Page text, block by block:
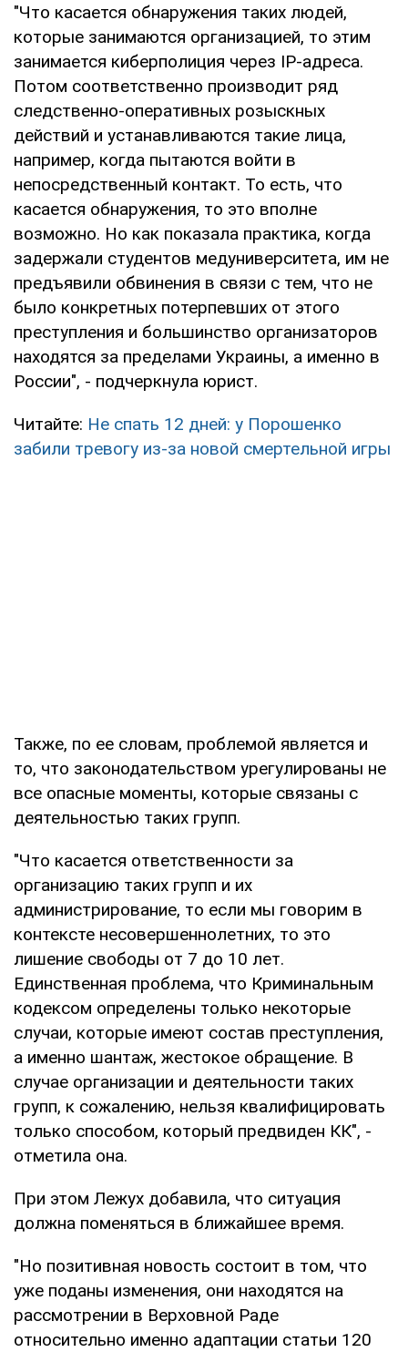
"Что касается обнаружения таких людей,
которые занимаются организацией, то этим
занимается киберполиция через IP-адреса.
Потом соответственно производит ряд
следственно-оперативных розыскных
действий и устанавливаются такие лица,
например, когда пытаются войти в
непосредственный контакт. То есть, что
касается обнаружения, то это вполне
возможно. Но как показала практика, когда
задержали студентов медуниверситета, им не
предъявили обвинения в связи с тем, что не
было конкретных потерпевших от этого
преступления и большинство организаторов
находятся за пределами Украины, а именно в
России", - подчеркнула юрист.
Читайте: Не спать 12 дней: у Порошенко
забили тревогу из-за новой смертельной игры
Также, по ее словам, проблемой является и
то, что законодательством урегулированы не
все опасные моменты, которые связаны с
деятельностью таких групп.
"Что касается ответственности за
организацию таких групп и их
администрирование, то если мы говорим в
контексте несовершеннолетних, то это
лишение свободы от 7 до 10 лет.
Единственная проблема, что Криминальным
кодексом определены только некоторые
случаи, которые имеют состав преступления,
а именно шантаж, жестокое обращение. В
случае организации и деятельности таких
групп, к сожалению, нельзя квалифицировать
только способом, который предвиден КК", -
отметила она.
При этом Лежух добавила, что ситуация
должна поменяться в ближайшее время.
"Но позитивная новость состоит в том, что
уже поданы изменения, они находятся на
рассмотрении в Верховной Раде
относительно именно адаптации статьи 120